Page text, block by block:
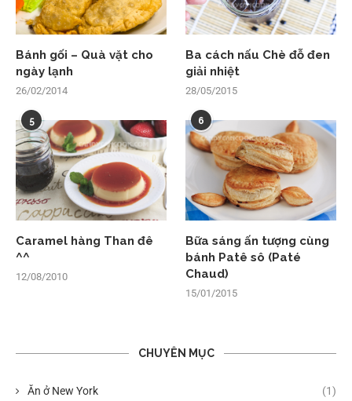
Bánh gối – Quà vặt cho
ngày lạnh
26/02/2014
Ba cách nấu Chè đỗ đen
giải nhiệt
28/05/2015
5
Caramel hàng Than đê
^^
12/08/2010
6
Bữa sáng ấn tượng cùng
bánh Patê sô (Paté
Chaud)
15/01/2015
CHUYÊN MỤC
Ăn ở New York (1)